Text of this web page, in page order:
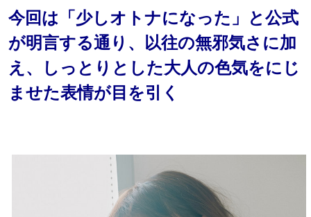
今回は「少しオトナになった」と公式
が明言する通り、以往の無邪気さに加
え、しっとりとした大人の色気をにじ
ませた表情が目を引く